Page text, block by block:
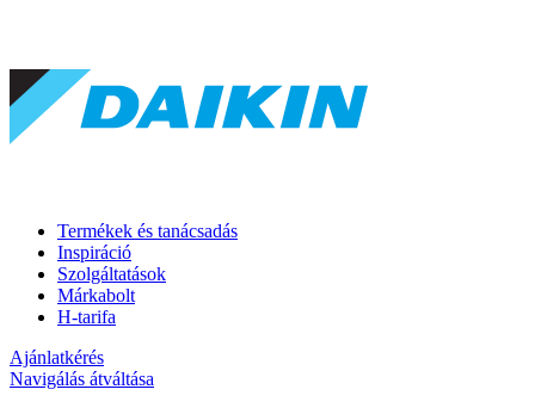
Termékek és tanácsadás
Inspiráció
Szolgáltatások
Márkabolt
H-tarifa
Ajánlatkérés
Navigálás átváltása